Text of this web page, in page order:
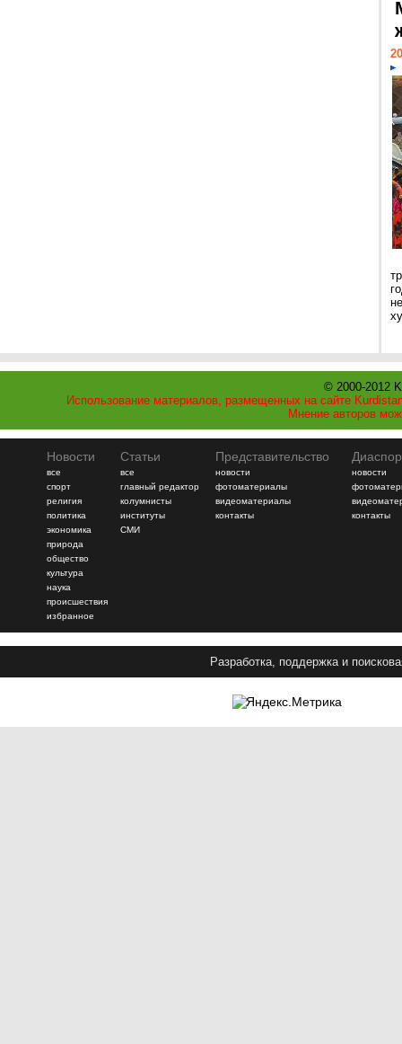
© 2000-2012
Использование материалов, размещенных на сайте
Мнение авторов
Новости
все
спорт
религия
политика
экономика
природа
общество
культура
наука
происшествия
избранное
Статьи
все
главный редактор
колумнисты
институты
СМИ
Представительство
новости
фотоматериалы
видеоматериалы
контакты
новости
контакты
Разработка, поддержка и